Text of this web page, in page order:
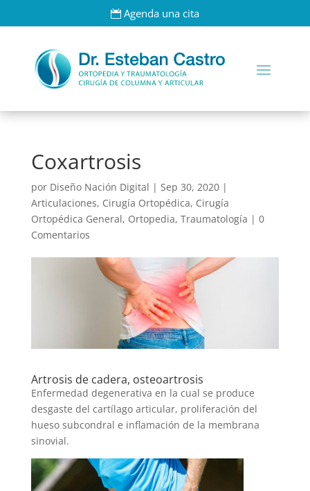
Agenda una cita
Coxartrosis
por Diseño Nación Digital | Sep 30, 2020|
Articulaciones, Cirugía Ortopédica, Cirugía
Ortopédica General, Ortopedia, Traumatología | 0
Comentarios
Artrosis de cadera, osteoartrosis
Enfermedad degenerativa en la cual se produce
desgaste del cartílago articular, proliferación del
hueso subcondral e inflamación de la membrana
sinovial.